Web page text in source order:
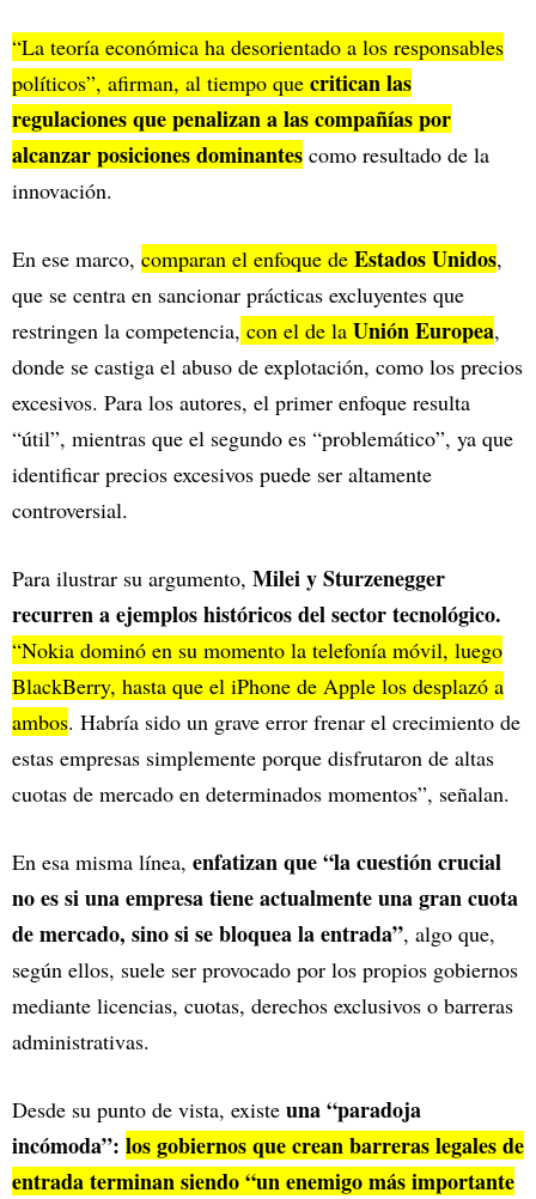
“La teoría económica ha desorientado a los responsables
políticos”, afirman, al tiempo que critican las
regulaciones que penalizan a las compañías por
alcanzar posiciones dominantes como resultado de la
innovación.
En ese marco, comparan el enfoque de Estados Unidos,
que se centra en sancionar prácticas excluyentes que
restringen la competencia, con el de la Unión Europea,
donde se castiga el abuso de explotación, como los precios
excesivos. Para los autores, el primer enfoque resulta
“útil”, mientras que el segundo es “problemático”, ya que
identificar precios excesivos puede ser altamente
controversial.
Para ilustrar su argumento, Milei y Sturzenegger
recurren a ejemplos históricos del sector tecnológico.
“Nokia dominó en su momento la telefonía móvil, luego
BlackBerry, hasta que el iPhone de Apple los desplazó a
ambos. Habría sido un grave error frenar el crecimiento de
estas empresas simplemente porque disfrutaron de altas
cuotas de mercado en determinados momentos”, señalan.
En esa misma línea, enfatizan que “la cuestión crucial
no es si una empresa tiene actualmente una gran cuota
de mercado, sino si se bloquea la entrada”, algo que,
según ellos, suele ser provocado por los propios gobiernos
mediante licencias, cuotas, derechos exclusivos o barreras
administrativas.
Desde su punto de vista, existe una “paradoja
incómoda”: los gobiernos que crean barreras legales de
entrada terminan siendo “un enemigo más importante